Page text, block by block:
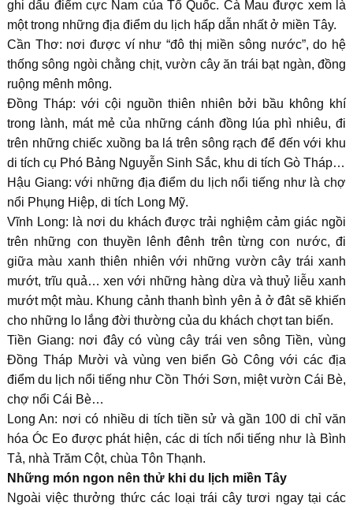
ghi dấu điểm cực Nam của Tổ Quốc. Cà Mau được xem là
một trong những địa điểm du lịch hấp dẫn nhất ở miền Tây.
Cần Thơ: nơi được ví như “đô thị miền sông nước”, do hệ
thống sông ngòi chằng chịt, vườn cây ăn trái bạt ngàn, đồng
ruộng mênh mông.
Đồng Tháp: với cội nguồn thiên nhiên bởi bầu không khí
trong lành, mát mẻ của những cánh đồng lúa phì nhiêu, đi
trên những chiếc xuồng ba lá trên sông rạch để đến với khu
di tích cụ Phó Bảng Nguyễn Sinh Sắc, khu di tích Gò Tháp…
Hậu Giang: với những địa điểm du lịch nổi tiếng như là chợ
nổi Phụng Hiệp, di tích Long Mỹ.
Vĩnh Long: là nơi du khách được trải nghiệm cảm giác ngồi
trên những con thuyền lênh đênh trên từng con nước, đi
giữa màu xanh thiên nhiên với những vườn cây trái xanh
mướt, trĩu quả… xen với những hàng dừa và thuỷ liễu xanh
mướt một màu. Khung cảnh thanh bình yên ả ở đât sẽ khiến
cho những lo lắng đời thường của du khách chợt tan biến.
Tiền Giang: nơi đây có vùng cây trái ven sông Tiền, vùng
Đồng Tháp Mười và vùng ven biển Gò Công với các địa
điểm du lịch nổi tiếng như Cồn Thới Sơn, miệt vườn Cái Bè,
chợ nổi Cái Bè…
Long An: nơi có nhiều di tích tiền sử và gần 100 di chỉ văn
hóa Óc Eo được phát hiện, các di tích nổi tiếng như là Bình
Tả, nhà Trăm Cột, chùa Tôn Thạnh.
Những món ngon nên thử khi du lịch miền Tây
Ngoài việc thưởng thức các loại trái cây tươi ngay tại các